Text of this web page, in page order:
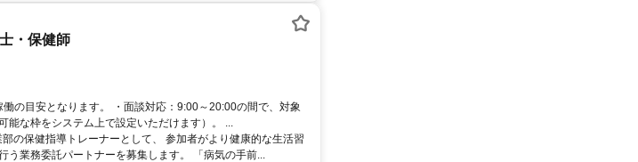
・保健師
の目安となります。 ・面談対応：9:00～20:00の間で、対象
な枠をシステム上で設定いただけます）。 ...
の保健指導トレーナーとして、 参加者がより健康的な生活習
う業務委託パートナーを募集します。 「病気の手前...